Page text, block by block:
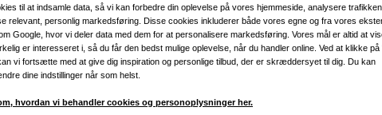
Artikelnummer: 1104342
Udvidelsesenhed til Synology
til at indsamle data, så vi kan forbedre din oplevelse på vores hjemmeside, analysere
relevant, personlig markedsføring. Disse cookies inkluderer både vores egne og fra vores
Google, hvor vi deler data med dem for at personalisere markedsføring. Vores mål er altid at
er interesseret i, så du får den bedst mulige oplevelse, når du handler online. Ved at klikke på
vi fortsætte med at give dig inspiration og personlige tilbud, der er skræddersyet til dig. Du kan
dine indstillinger når som helst.
hvordan vi behandler cookies og personoplysninger her.